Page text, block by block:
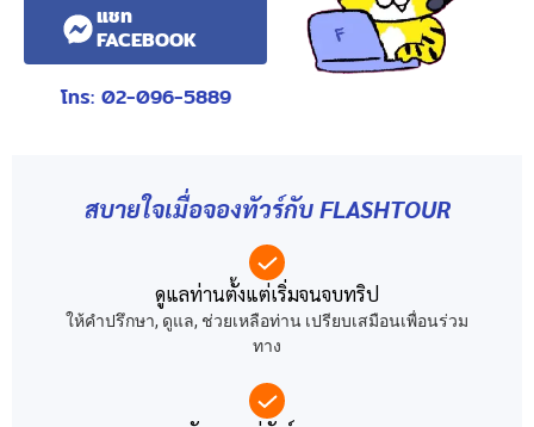
แชท
FACEBOOK
โทร: 02-096-5889
สบายใจเมื่อจองทัวร์กับ FLASHTOUR
ดูแลท่านตั้งแต่เริ่มจนจบทริป
ให้คำปรึกษา, ดูแล, ช่วยเหลือท่าน เปรียบเสมือนเพื่อนร่วม
ทาง